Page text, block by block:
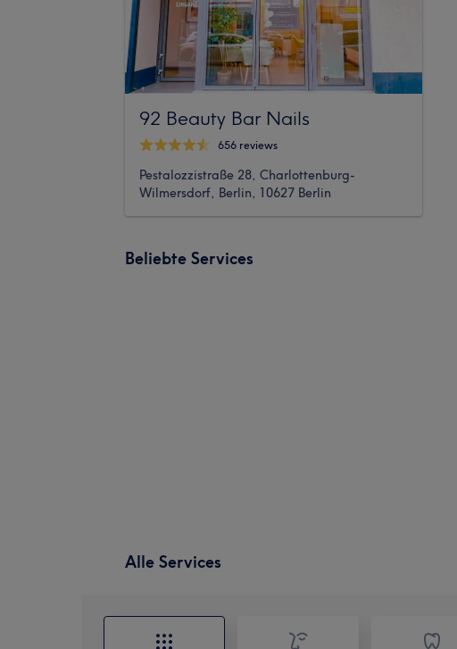
92 Beauty Bar Nails
656 reviews
Pestalozzistraße 28, Charlottenburg-
Wilmersdorf, Berlin, 10627 Berlin
Beliebte Services
Alle Services